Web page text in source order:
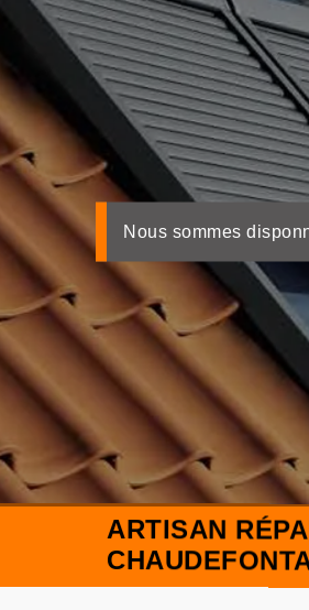
Nous sommes
ARTISAN